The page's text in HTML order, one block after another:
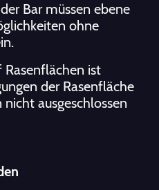
Bar müssen ebene
ohne
ist
der Rasenfläche
ausgeschlossen